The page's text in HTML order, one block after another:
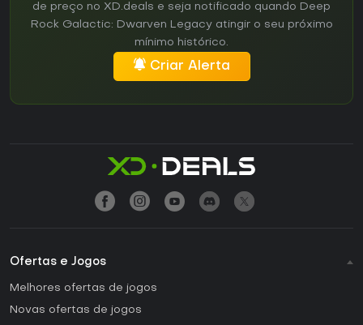
de preço no XD.deals e seja notificado quando Deep
Rock Galactic: Dwarven Legacy atingir o seu próximo
mínimo histórico.
Criar Alerta
Ofertas e Jogos
Melhores ofertas de jogos
Novas ofertas de jogos